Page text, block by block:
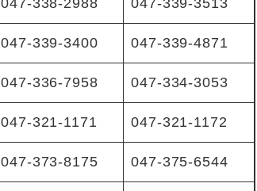
047-338-2988 047-339-3513
047-339-3400 047-339-4871
047-336-7958 047-334-3053
047-321-1171 047-321-1172
047-373-8175 047-375-6544